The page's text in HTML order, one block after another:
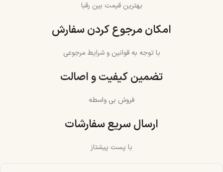
بهترین قیمت بین رقبا
امکان مرجوع کردن سفارش
با توجه به قوانین و شرایط مرجوعی
تضمین کیفیت و اصالت
فروش بی واسطه
ارسال سریع سفارشات
با پست پیشتاز